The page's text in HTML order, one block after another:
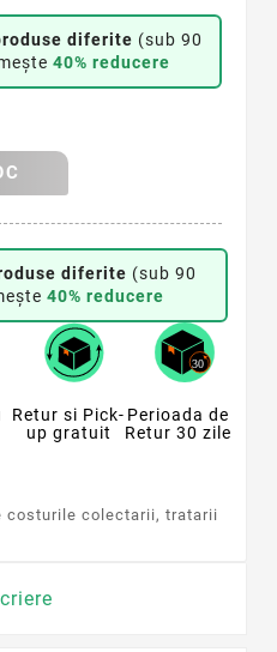
diferite (sub 90
40% reducere
diferite (sub 90
40% reducere
Retur si Pick-
up gratuit
Perioada de
Retur 30 zile
costurile colectarii, tratarii